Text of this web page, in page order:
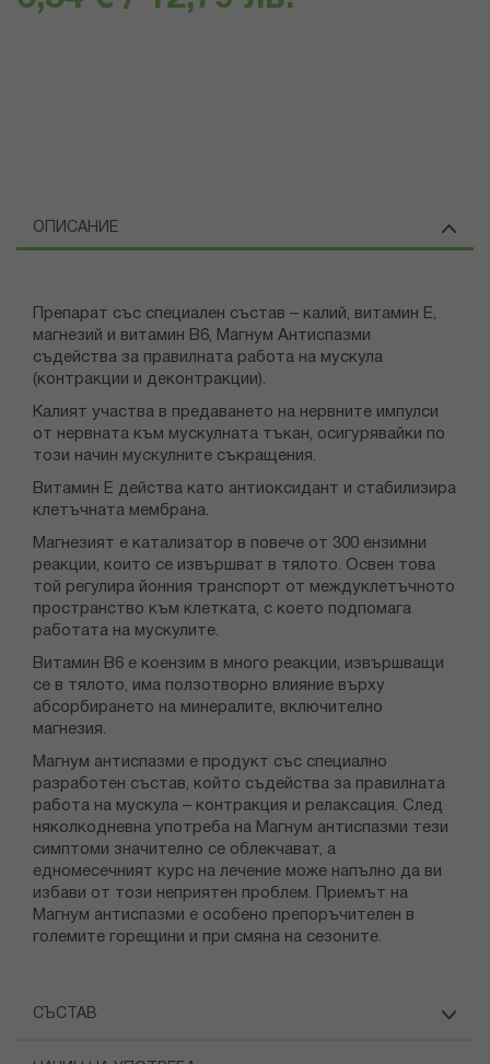
ОПИСАНИЕ
Препарат със специален състав – калий, витамин E,
магнезий и витамин В6, Магнум Антиспазми
съдейства за правилната работа на мускула
(контракции и деконтракции).
Калият участва в предаването на нервните импулси
от нервната към мускулната тъкан, осигурявайки по
този начин мускулните съкращения.
Витамин Е действа като антиоксидант и стабилизира
клетъчната мембрана.
Магнезият е катализатор в повече от 300 ензимни
реакции, които се извършват в тялото. Освен това
той регулира йонния транспорт от междуклетъчното
пространство към клетката, с което подпомага
работата на мускулите.
Витамин В6 е коензим в много реакции, извършващи
се в тялото, има ползотворно влияние върху
абсорбирането на минералите, включително
магнезия.
Магнум антиспазми е продукт със специално
разработен състав, който съдейства за правилната
работа на мускула – контракция и релаксация. След
няколкодневна употреба на Магнум антиспазми тези
симптоми значително се облекчават, а
едномесечният курс на лечение може напълно да ви
избави от този неприятен проблем. Приемът на
Магнум антиспазми е особено препоръчителен в
големите горещини и при смяна на сезоните.
СЪСТАВ